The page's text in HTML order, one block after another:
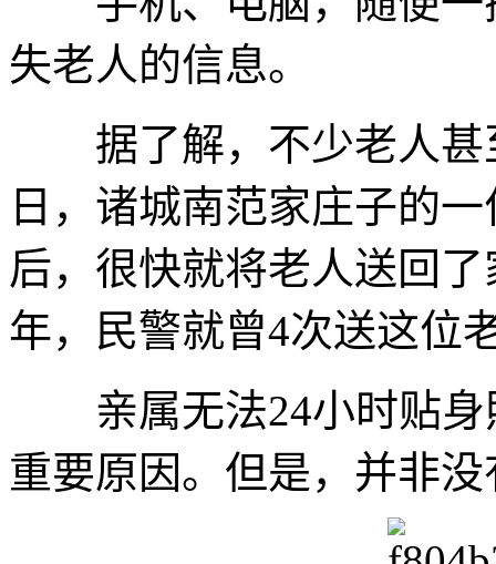
失老人的信息。
据了解，不少老人甚
日，诸城南范家庄子的
后，很快就将老人送回
年，民警就曾4次送这位
亲属无法24小时贴身
重要原因。但是，并非